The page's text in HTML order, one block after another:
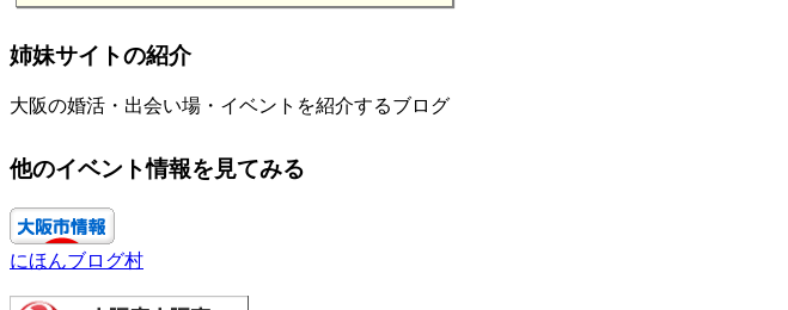
姉妹サイトの紹介
大阪の婚活・出会い場・イベントを紹介するブログ
他のイベント情報を見てみる
にほんブログ村